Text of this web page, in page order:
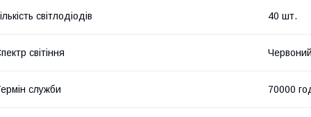
світлодіодів 40 шт.
світіння Червоний
служби 70000